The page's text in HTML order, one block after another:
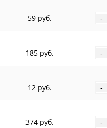
59 руб. -
185 руб. -
12 руб. -
374 руб. -